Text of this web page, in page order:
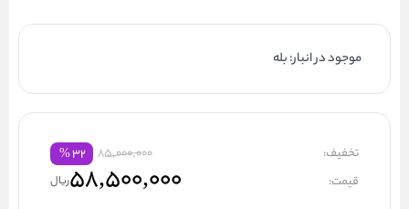
موجود در انبار: بله
تخفیف: 85,000,000 ۳۲%
قیمت:
۵۸,۵۰۰,۰۰۰ریال